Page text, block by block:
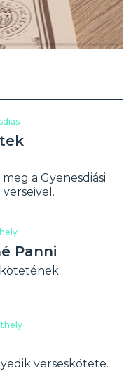
a Gyenesdiási
Panni
kötetének
verseskötete.